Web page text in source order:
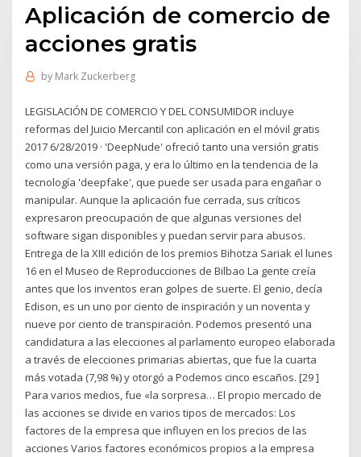
Aplicación de comercio de
acciones gratis
by Mark Zuckerberg
LEGISLACIÓN DE COMERCIO Y DEL CONSUMIDOR incluye
reformas del Juicio Mercantil con aplicación en el móvil gratis
2017 6/28/2019 · 'DeepNude' ofreció tanto una versión gratis
como una versión paga, y era lo último en la tendencia de la
tecnología 'deepfake', que puede ser usada para engañar o
manipular. Aunque la aplicación fue cerrada, sus críticos
expresaron preocupación de que algunas versiones del
software sigan disponibles y puedan servir para abusos.
Entrega de la XIII edición de los premios Bihotza Sariak el lunes
16 en el Museo de Reproducciones de Bilbao La gente creía
antes que los inventos eran golpes de suerte. El genio, decía
Edison, es un uno por ciento de inspiración y un noventa y
nueve por ciento de transpiración. Podemos presentó una
candidatura a las elecciones al parlamento europeo elaborada
a través de elecciones primarias abiertas, que fue la cuarta
más votada (7,98 %) y otorgó a Podemos cinco escaños. [29 ]
Para varios medios, fue «la sorpresa… El propio mercado de
las acciones se divide en varios tipos de mercados: Los
factores de la empresa que influyen en los precios de las
acciones Varios factores económicos propios a la empresa